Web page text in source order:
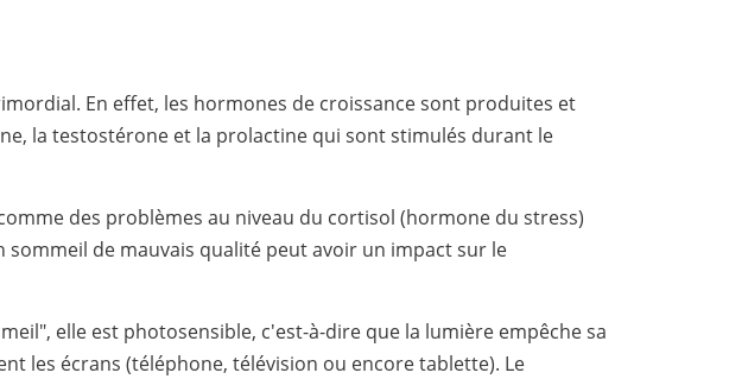
En effet, les hormones de croissance sont produites et
la testostérone et la prolactine qui sont stimulés durant le
des problèmes au niveau du cortisol (hormone du stress)
de mauvais qualité peut avoir un impact sur le
elle est photosensible, c'est-à-dire que la lumière empêche sa
les écrans (téléphone, télévision ou encore tablette). Le